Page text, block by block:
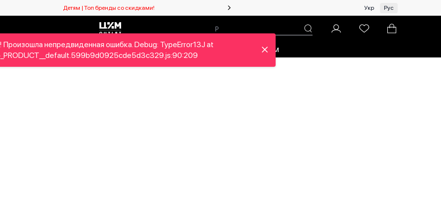
Детям | Топ бренды со скидками! Женщинам | Топ бренды со скидками!
Укр Рус
Детям Home&Gifts Бренды Новый сезон Про ЦУМ
Произошла непредвиденная ошибка. Debug: TypeError13J at